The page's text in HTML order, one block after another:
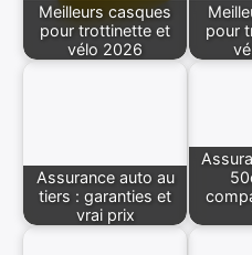
Meilleurs casques
pour trottinette et
vélo 2026
pour
Assurance auto au
tiers : garanties et
vrai prix